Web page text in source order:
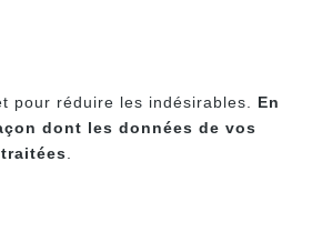
pour réduire les indésirables. En
dont les données de vos